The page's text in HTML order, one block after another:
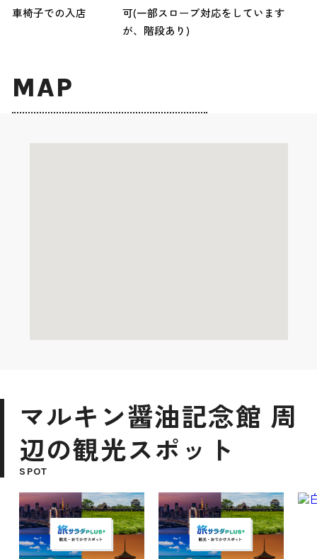
車椅子での入店
可(一部スロープ対応をしています
が、階段あり)
MAP
マルキン醤油記念館 周
辺の観光スポット
SPOT